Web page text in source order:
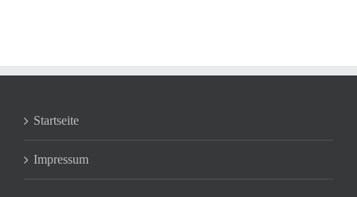
Startseite
Impressum